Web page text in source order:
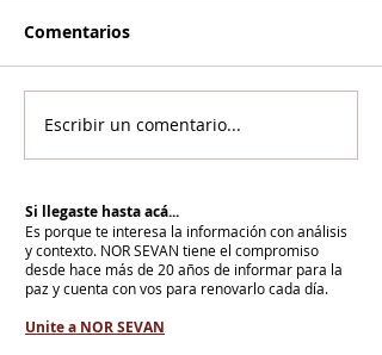
Comentarios
Escribir un comentario...
Si llegaste hasta acá...
Es porque te interesa la información con análisis
y contexto. NOR SEVAN tiene el compromiso
desde hace más de 20 años de informar para la
paz y cuenta con vos para renovarlo cada día.
Unite a NOR SEVAN